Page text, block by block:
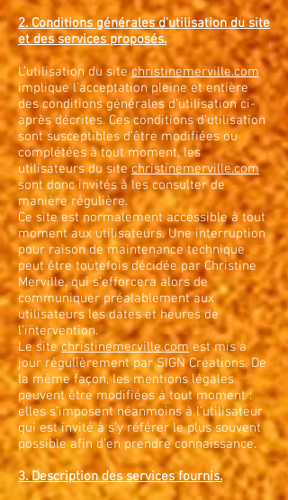
2. Conditions générales d’utilisation du site
et des services proposés.
L’utilisation du sitechristinemerville.com
implique l’acceptation pleine et entière
des conditions générales d’utilisation ci-
après décrites. Ces conditions d’utilisation
sont susceptibles d’être modifiées ou
complétées à tout moment, les
utilisateurs du sitechristinemerville.com
sont donc invités à les consulter de
manière régulière.
Ce site est normalement accessible à tout
moment aux utilisateurs. Une interruption
pour raison de maintenance technique
peut être toutefois décidée par Christine
Merville, qui s’efforcera alors de
communiquer préalablement aux
utilisateurs les dates et heures de
l’intervention.
Le sitechristinemerville.com est mis à
jour régulièrement par SIGN Créations. De
la même façon, les mentions légales
peuvent être modifiées à tout moment :
elles s’imposent néanmoins à l’utilisateur
qui est invité à s’y référer le plus souvent
possible afin d’en prendre connaissance.
3. Description des services fournis.